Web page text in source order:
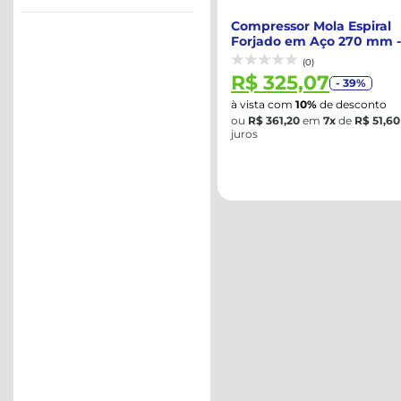
Compressor Mola Espiral
Forjado em Aço 270 mm -
SATA-ST97701...
(0)
R$ 325,07 - 39%
à vista com 10% de desconto
ou R$ 361,20 em 7x de R$ 51,60
juros